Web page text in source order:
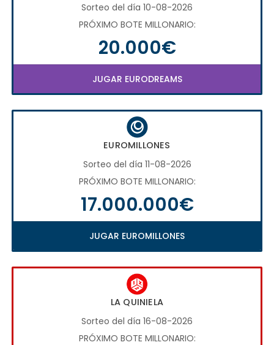
Sorteo del día 10-08-2026
PRÓXIMO BOTE MILLONARIO:
20.000€
JUGAR EURODREAMS
EUROMILLONES
Sorteo del día 11-08-2026
PRÓXIMO BOTE MILLONARIO:
17.000.000€
JUGAR EUROMILLONES
LA QUINIELA
Sorteo del día 16-08-2026
PRÓXIMO BOTE MILLONARIO: